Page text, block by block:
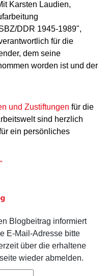
Karsten Laudien,
DDR 1945-1989",
für die
dem seine
worden ist und der
und Zustiftungen für die
sind herzlich
ein persönliches
Blogbeitrag informiert
E-Mail-Adresse bitte
über die erhaltene
wieder abmelden.